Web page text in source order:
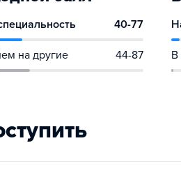
40-77
на другие 44-87 В